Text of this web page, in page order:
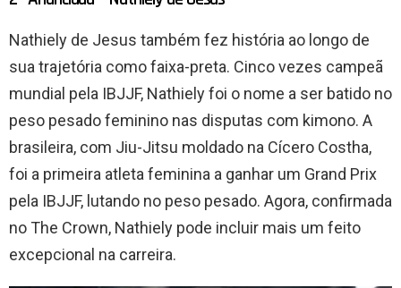
Nathiely de Jesus também fez história ao longo de
sua trajetória como faixa-preta. Cinco vezes campeã
mundial pela IBJJF, Nathiely foi o nome a ser batido no
peso pesado feminino nas disputas com kimono. A
brasileira, com Jiu-Jitsu moldado na Cícero Costha,
foi a primeira atleta feminina a ganhar um Grand Prix
pela IBJJF, lutando no peso pesado. Agora, confirmada
no The Crown, Nathiely pode incluir mais um feito
excepcional na carreira.